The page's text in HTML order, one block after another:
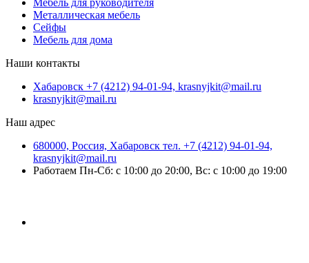
Мебель для руководителя
Металлическая мебель
Сейфы
Мебель для дома
Наши контакты
Хабаровск +7 (4212) 94-01-94, krasnyjkit@mail.ru
krasnyjkit@mail.ru
Наш адрес
680000, Россия, Хабаровск тел. +7 (4212) 94-01-94,
krasnyjkit@mail.ru
Работаем Пн-Сб: с 10:00 до 20:00, Вс: с 10:00 до 19:00